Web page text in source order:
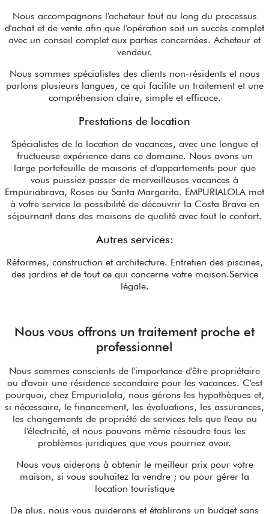
Nous accompagnons l'acheteur tout au long du processus
d'achat et de vente afin que l'opération soit un succès complet
avec un conseil complet aux parties concernées. Acheteur et
vendeur.
Nous sommes spécialistes des clients non-résidents et nous
parlons plusieurs langues, ce qui facilite un traitement et une
compréhension claire, simple et efficace.
Prestations de location
Spécialistes de la location de vacances, avec une longue et
fructueuse expérience dans ce domaine. Nous avons un
large portefeuille de maisons et d'appartements pour que
vous puissiez passer de merveilleuses vacances à
Empuriabrava, Roses ou Santa Margarita. EMPURIALOLA met
à votre service la possibilité de découvrir la Costa Brava en
séjournant dans des maisons de qualité avec tout le confort.
Autres services:
Réformes, construction et architecture. Entretien des piscines,
des jardins et de tout ce qui concerne votre maison.Service
légale.
Nous vous offrons un traitement proche et
professionnel
Nous sommes conscients de l'importance d'être propriétaire
ou d'avoir une résidence secondaire pour les vacances. C'est
pourquoi, chez Empurialola, nous gérons les hypothèques et,
si nécessaire, le financement, les évaluations, les assurances,
les changements de propriété de services tels que l'eau ou
l'électricité, et nous pouvons même résoudre tous les
problèmes juridiques que vous pourriez avoir.
Nous vous aiderons à obtenir le meilleur prix pour votre
maison, si vous souhaitez la vendre ; ou pour gérer la
location touristique
De plus, nous vous guiderons et établirons un budget sans